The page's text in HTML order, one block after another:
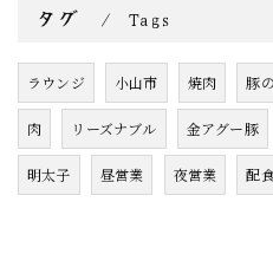
タグ Tags
ラウンジ 小山市 焼肉 豚
肉 リーズナブル 金アグー豚
明太子 昼営業 夜営業 配